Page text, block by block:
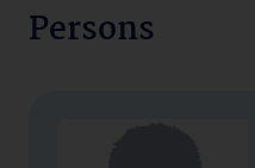
Persons